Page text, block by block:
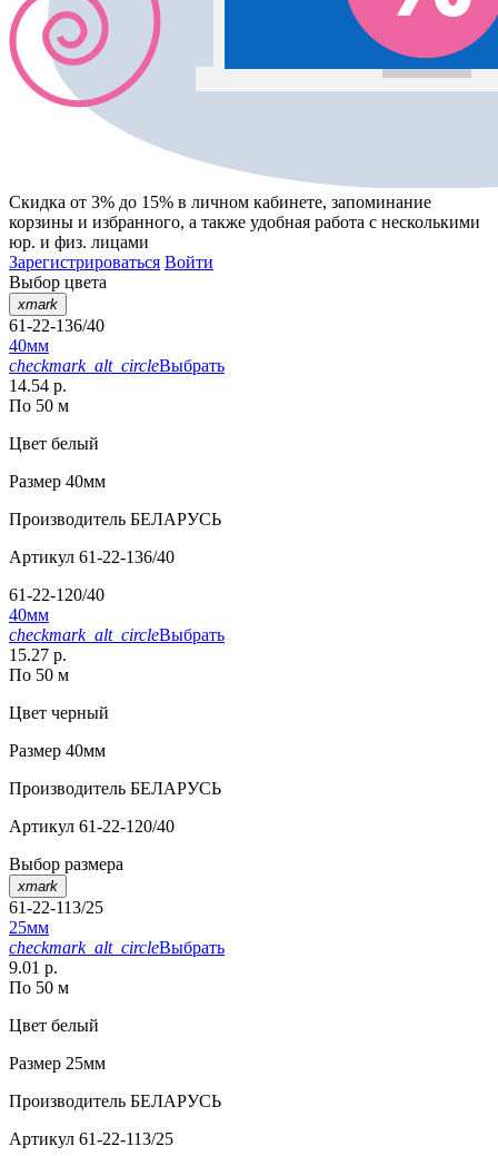
Скидка от 3% до 15% в личном кабинете, запоминание
корзины и избранного, а также удобная работа с несколькими
юр. и физ. лицами
Зарегистрироваться Войти
Выбор цвета
xmark
61-22-136/40
40мм
checkmark_alt_circleВыбрать
14.54 р.
По 50 м
Цвет белый
Размер 40мм
Производитель БЕЛАРУСЬ
Артикул 61-22-136/40
61-22-120/40
40мм
checkmark_alt_circleВыбрать
15.27 р.
По 50 м
Цвет черный
Размер 40мм
Производитель БЕЛАРУСЬ
Артикул 61-22-120/40
Выбор размера
xmark
61-22-113/25
25мм
checkmark_alt_circleВыбрать
9.01 р.
По 50 м
Цвет белый
Размер 25мм
Производитель БЕЛАРУСЬ
Артикул 61-22-113/25